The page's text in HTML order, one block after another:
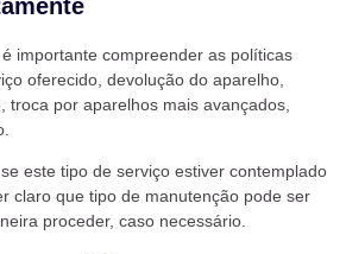
é importante compreender as políticas
oferecido, devolução do aparelho,
troca por aparelhos mais avançados,
se este tipo de serviço estiver contemplado
claro que tipo de manutenção pode ser
proceder, caso necessário.